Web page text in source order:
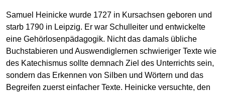
Samuel Heinicke wurde 1727 in Kursachsen geboren und
starb 1790 in Leipzig. Er war Schulleiter und entwickelte
eine Gehörlosenpädagogik. Nicht das damals übliche
Buchstabieren und Auswendiglernen schwieriger Texte wie
des Katechismus sollte demnach Ziel des Unterrichts sein,
sondern das Erkennen von Silben und Wörtern und das
Begreifen zuerst einfacher Texte. Heinicke versuchte, den